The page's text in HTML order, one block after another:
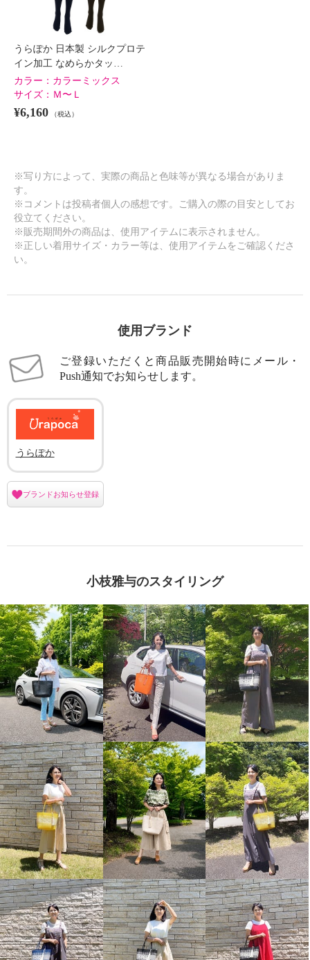
うらぽか 日本製 シルクプロテ
イン加工 なめらかタッ…
カラー： カラーミックス
サイズ： Ｍ〜Ｌ
¥6,160 （税込）
※写り方によって、実際の商品と色味等が異なる場合がありま
す。
※コメントは投稿者個人の感想です。ご購入の際の目安としてお
役立てください。
※販売期間外の商品は、使用アイテムに表示されません。
※正しい着用サイズ・カラー等は、使用アイテムをご確認くださ
い。
使用ブランド
ご登録いただくと商品販売開始時にメール・
Push通知でお知らせします。
うらぽか
ブランドお知らせ登録
小枝雅与のスタイリング